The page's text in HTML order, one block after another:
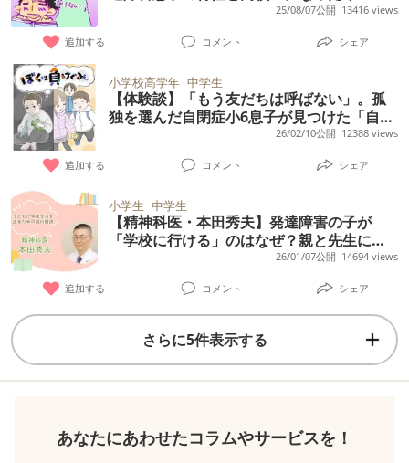
25/08/07公開 13416 views
追加する コメント シェア
小学校高学年 中学生
【体験談】「もう友だちは呼ばない」。孤
独を選んだ自閉症小6息子が見つけた「自分
26/02/10公開 12388 views
追加する コメント シェア
小学生 中学生
【精神科医・本田秀夫】発達障害の子が
「学校に行ける」のはなぜ？親と先生に必
26/01/07公開 14694 views
追加する コメント シェア
さらに5件表示する
あなたにあわせたコラムやサービスを！